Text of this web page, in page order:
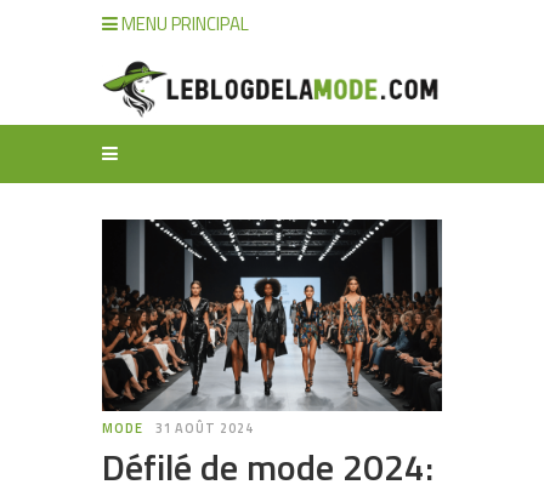
MENU PRINCIPAL
MODE 31 AOÛT 2024
Défilé de mode 2024: